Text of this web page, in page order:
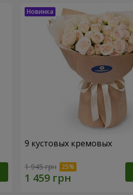
9 кустовых кремовых
1 945 грн